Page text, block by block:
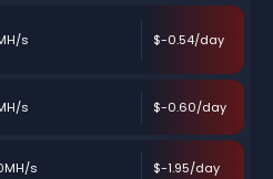
s $-0.54/day
s $-0.60/day
s $-1.95/day